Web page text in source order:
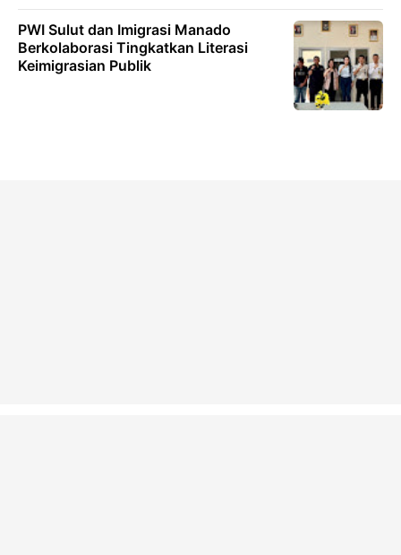
PWI Sulut dan Imigrasi Manado
Berkolaborasi Tingkatkan Literasi
Keimigrasian Publik